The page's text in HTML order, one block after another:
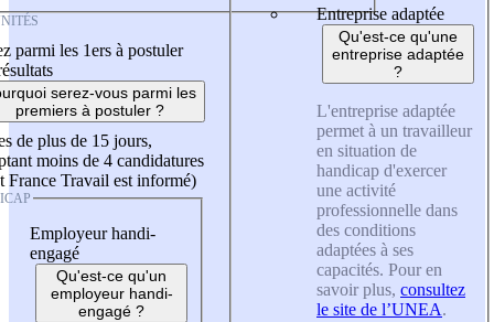
parmi les 1ers à postuler
serez-vous parmi les
premiers à postuler ?
de plus de 15 jours,
moins de 4 candidatures
France Travail est informé)
Employeur handi-
engagé
Qu'est-ce qu'un
employeur handi-
engagé ?
Entreprise adaptée
Qu'est-ce qu'une
entreprise adaptée
?
L'entreprise adaptée
permet à un travailleur
en situation de
handicap d'exercer
une activité
professionnelle dans
des conditions
adaptées à ses
capacités. Pour en
savoir plus, consultez
le site de l’UNEA.